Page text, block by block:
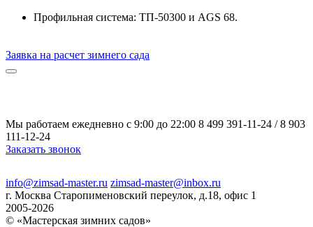
Профильная система: ТП-50300 и AGS 68.
Заявка на расчет зимнего сада
Мы работаем ежедневно с 9:00 до 22:00 8 499 391-11-24 /8 903
111-12-24
Заказать звонок
info@zimsad-master.ru zimsad-master@inbox.ru
г. Москва Старопименовский переулок, д.18, офис 1
2005-2026
© «Мастерская зимних садов»